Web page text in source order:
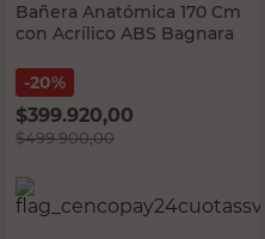
Bañera Anatómica 170 Cm
con Acrílico ABS Bagnara
20%
$399.920,00
$499.900,00